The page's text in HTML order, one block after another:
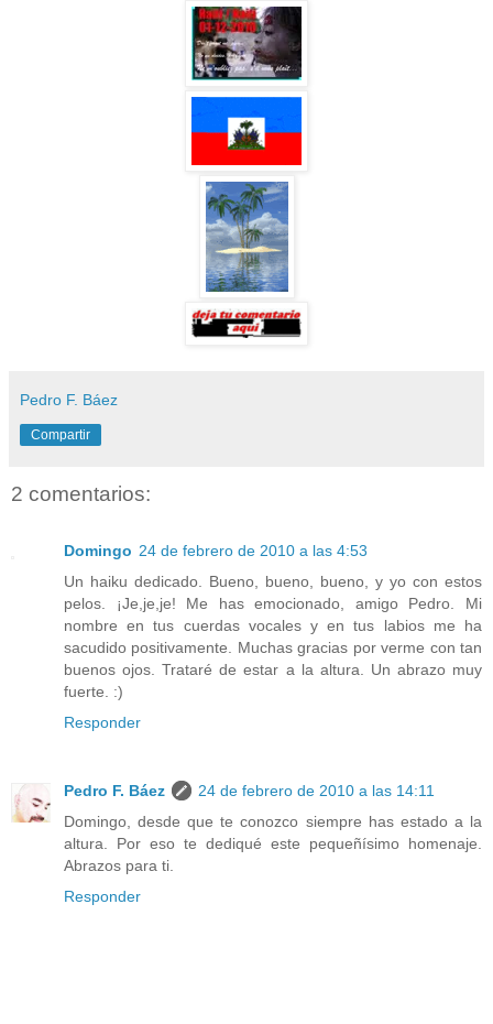
Pedro F. Báez
Compartir
2 comentarios:
Domingo 24 de febrero de 2010 a las 4:53
Un haiku dedicado. Bueno, bueno, bueno, y yo con estos
pelos. ¡Je,je,je! Me has emocionado, amigo Pedro. Mi
nombre en tus cuerdas vocales y en tus labios me ha
sacudido positivamente. Muchas gracias por verme con tan
buenos ojos. Trataré de estar a la altura. Un abrazo muy
fuerte. :)
Responder
Pedro F. Báez
24 de febrero de 2010 a las 14:11
Domingo, desde que te conozco siempre has estado a la
altura. Por eso te dediqué este pequeñísimo homenaje.
Abrazos para ti.
Responder